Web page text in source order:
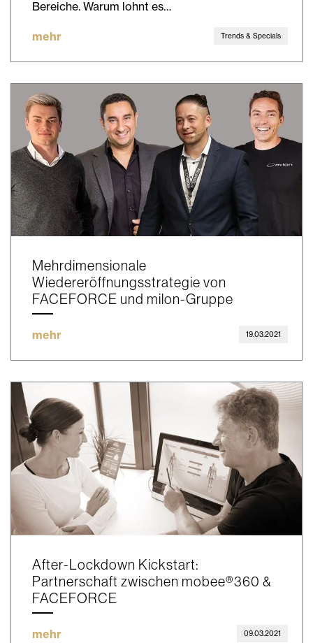
Bereiche. Warum lohnt es…
mehr Trends & Specials
Mehrdimensionale
Wiedereröffnungsstrategie von
FACEFORCE und milon-Gruppe
mehr 19.03.2021
After-Lockdown Kickstart:
Partnerschaft zwischen mobee®360 &
FACEFORCE
mehr 09.03.2021